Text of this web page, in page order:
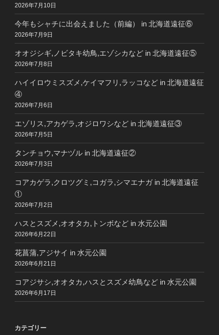
2026年7月10日
今年もシャチに出会えました（前編） in 北海道遠征⑥
2026年7月9日
オオジシギ,ノビタキ幼鳥,エゾシカなど in 北海道遠征⑤
2026年7月8日
ハイイロウミスズメ,ケイマフリ,ラッコなど in 北海道遠征
④
2026年7月6日
エゾリス,アカゲラ,オジロワシなど in 北海道遠征③
2026年7月5日
タンチョウ,マナヅル in 北海道遠征②
2026年7月3日
コアカゲラ,クロツグミ,コガラ,シマエナガ in 北海道遠征
①
2026年7月2日
ハスとスズメ,オオタカ,トンボなど in 水元公園
2026年6月22日
花菖蒲,アジサイ in 水元公園
2026年6月21日
コアジサシ,オオタカ,ハスとスズメ幼鳥など in 水元公園
2026年6月17日
カテゴリー